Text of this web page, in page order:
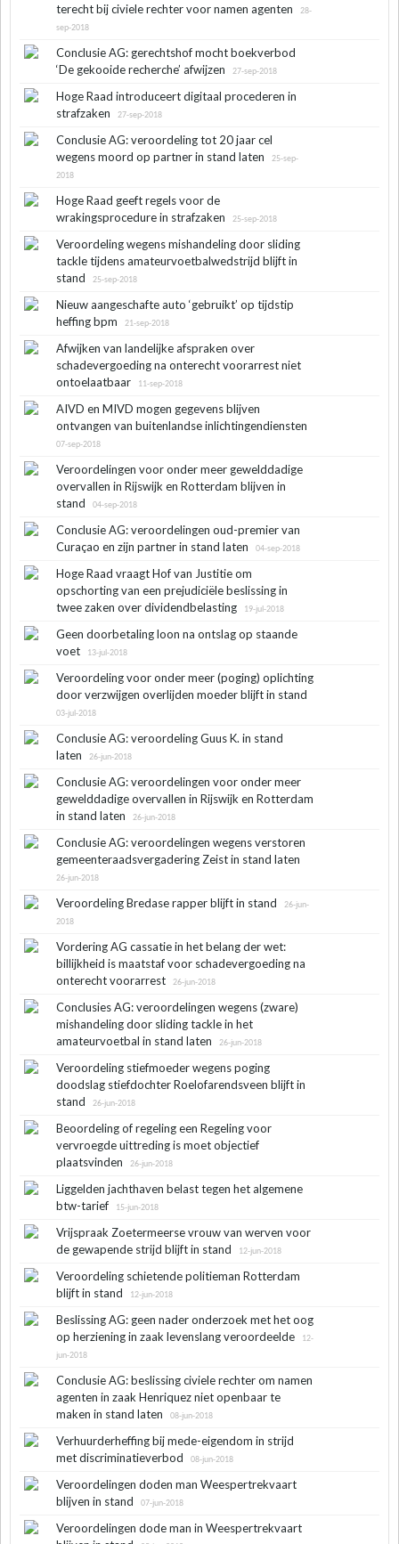
terecht bij civiele rechter voor namen agenten
28-
sep-2018
Conclusie AG: gerechtshof mocht boekverbod
‘De gekooide recherche’ afwijzen
27-sep-2018
Hoge Raad introduceert digitaal procederen in
strafzaken
27-sep-2018
Conclusie AG: veroordeling tot 20 jaar cel
wegens moord op partner in stand laten
25-sep-
2018
Hoge Raad geeft regels voor de
wrakingsprocedure in strafzaken
25-sep-2018
Veroordeling wegens mishandeling door sliding
tackle tijdens amateurvoetbalwedstrijd blijft in
stand
25-sep-2018
Nieuw aangeschafte auto ‘gebruikt’ op tijdstip
heffing bpm
21-sep-2018
Afwijken van landelijke afspraken over
schadevergoeding na onterecht voorarrest niet
ontoelaatbaar
11-sep-2018
AIVD en MIVD mogen gegevens blijven
ontvangen van buitenlandse inlichtingendiensten
07-sep-2018
Veroordelingen voor onder meer gewelddadige
overvallen in Rijswijk en Rotterdam blijven in
stand
04-sep-2018
Conclusie AG: veroordelingen oud-premier van
Curaçao en zijn partner in stand laten
04-sep-2018
Hoge Raad vraagt Hof van Justitie om
opschorting van een prejudiciële beslissing in
twee zaken over dividendbelasting
19-jul-2018
Geen doorbetaling loon na ontslag op staande
voet
13-jul-2018
Veroordeling voor onder meer (poging) oplichting
door verzwijgen overlijden moeder blijft in stand
03-jul-2018
Conclusie AG: veroordeling Guus K. in stand
laten
26-jun-2018
Conclusie AG: veroordelingen voor onder meer
gewelddadige overvallen in Rijswijk en Rotterdam
in stand laten
26-jun-2018
Conclusie AG: veroordelingen wegens verstoren
gemeenteraadsvergadering Zeist in stand laten
26-jun-2018
Veroordeling Bredase rapper blijft in stand
26-jun-
2018
Vordering AG cassatie in het belang der wet:
billijkheid is maatstaf voor schadevergoeding na
onterecht voorarrest
26-jun-2018
Conclusies AG: veroordelingen wegens (zware)
mishandeling door sliding tackle in het
amateurvoetbal in stand laten
26-jun-2018
Veroordeling stiefmoeder wegens poging
doodslag stiefdochter Roelofarendsveen blijft in
stand
26-jun-2018
Beoordeling of regeling een Regeling voor
vervroegde uittreding is moet objectief
plaatsvinden
26-jun-2018
Liggelden jachthaven belast tegen het algemene
btw-tarief
15-jun-2018
Vrijspraak Zoetermeerse vrouw van werven voor
de gewapende strijd blijft in stand
12-jun-2018
Veroordeling schietende politieman Rotterdam
blijft in stand
12-jun-2018
Beslissing AG: geen nader onderzoek met het oog
op herziening in zaak levenslang veroordeelde
12-
jun-2018
Conclusie AG: beslissing civiele rechter om namen
agenten in zaak Henriquez niet openbaar te
maken in stand laten
08-jun-2018
Verhuurderheffing bij mede-eigendom in strijd
met discriminatieverbod
08-jun-2018
Veroordelingen doden man Weespertrekvaart
blijven in stand
07-jun-2018
Veroordelingen dode man in Weespertrekvaart